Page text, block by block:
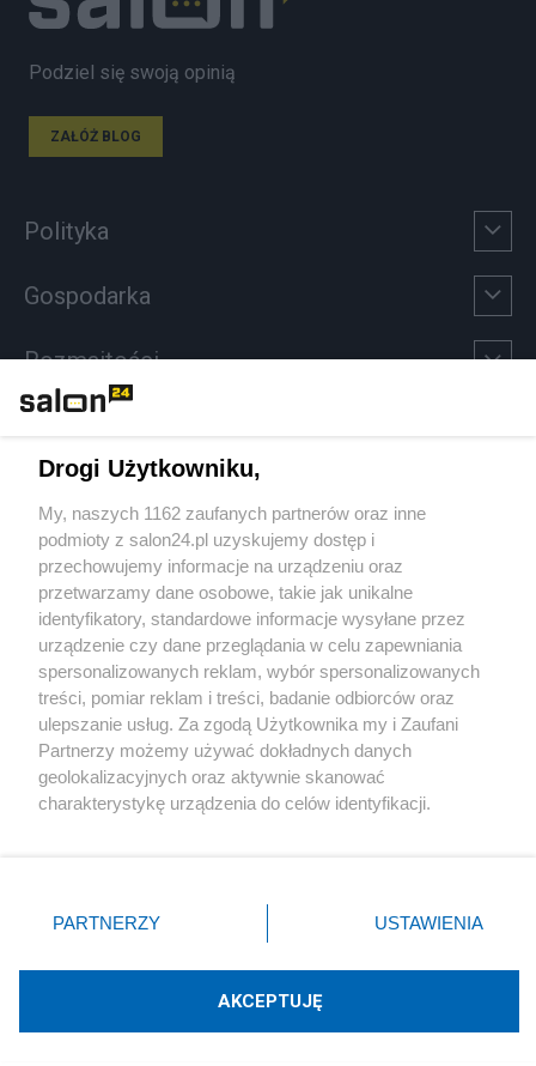
Podziel się swoją opinią
ZAŁÓŻ BLOG
Polityka
Gospodarka
Rozmaitości
Sport
Społeczeństwo
Kultura
X Facebook Instagram Youtube
Technologię dostarcza:W3media.pl
Drogi Użytkowniku,
My, naszych 1162 zaufanych partnerów oraz inne
podmioty z salon24.pl uzyskujemy dostęp i
przechowujemy informacje na urządzeniu oraz
przetwarzamy dane osobowe, takie jak unikalne
identyfikatory, standardowe informacje wysyłane przez
urządzenie czy dane przeglądania w celu zapewniania
spersonalizowanych reklam, wybór spersonalizowanych
treści, pomiar reklam i treści, badanie odbiorców oraz
ulepszanie usług. Za zgodą Użytkownika my i Zaufani
Partnerzy możemy używać dokładnych danych
geolokalizacyjnych oraz aktywnie skanować
charakterystykę urządzenia do celów identyfikacji.
zmienić/wycofać klikając przycisk ustawień prywatności
znajdujący się w lewym dolnym rogu strony
rodzaje przetwarzania danych nie wymagają zgody
użytkownika, ale masz prawo sprzeciwić się takiemu
PARTNERZY USTAWIENIA
AKCEPTUJĘ